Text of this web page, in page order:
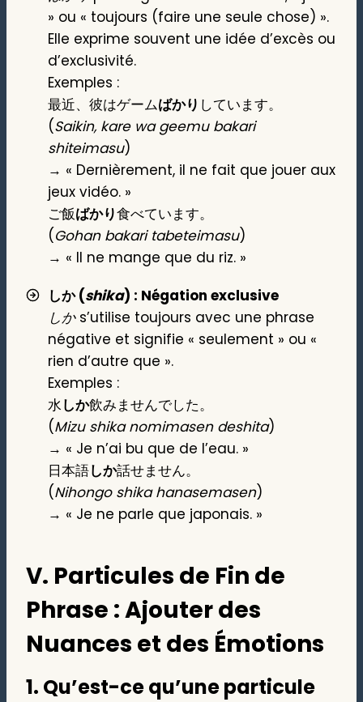
» ou « toujours (faire une seule chose) ».
Elle exprime souvent une idée d’excès ou
d’exclusivité.
Exemples :
最近、彼はゲームばかり しています。
(Saikin, kare wa geemu bakari
shiteimasu)
→ « Dernièrement, il ne fait que jouer aux
jeux vidéo. »
ご飯ばかり食べています。
(Gohan bakari tabeteimasu)
→ « Il ne mange que du riz. »
しか (shika) : Négation exclusive
しかs’utilise toujours avec une phrase
négative et signifie « seulement » ou «
rien d’autre que ».
Exemples :
水しか飲みませんでした。
(Mizu shika nomimasen deshita)
→ « Je n’ai bu que de l’eau. »
日本語しか話せません。
(Nihongo shika hanasemasen)
→ « Je ne parle que japonais. »
V. Particules de Fin de
Phrase : Ajouter des
Nuances et des Émotions
1. Qu’est-ce qu’une particule